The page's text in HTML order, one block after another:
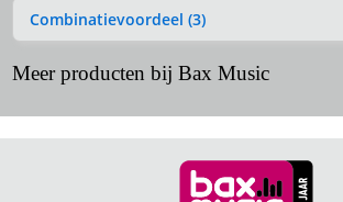
Combinatievoordeel (3)
Meer producten bij Bax Music